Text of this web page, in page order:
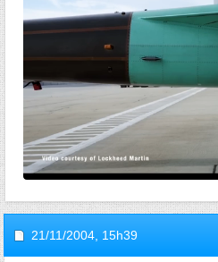
21/11/2004, 15h39